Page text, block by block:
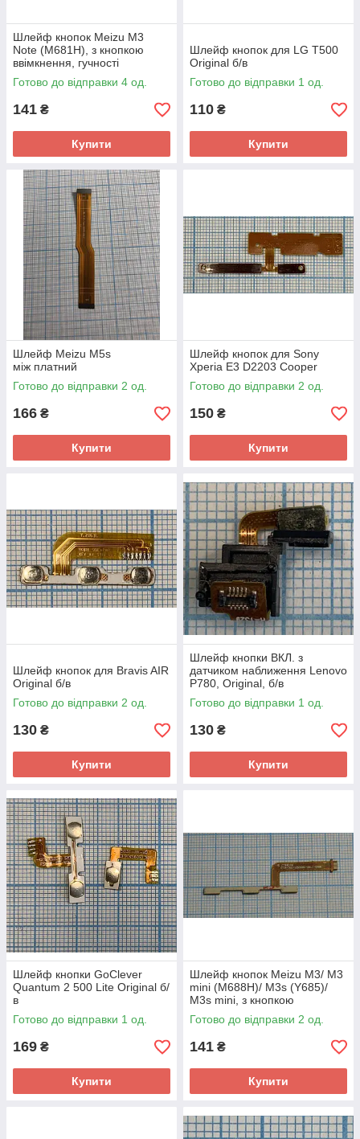
Шлейф кнопок Meizu M3
Note (M681H), з кнопкою
ввімкнення, гучності
Готово до відправки 4 од.
141 ₴
Купити
Шлейф кнопок для LG T500
Original б/в
Готово до відправки 1 од.
110 ₴
Купити
Шлейф Meizu M5s
між платний
Готово до відправки 2 од.
166 ₴
Купити
Шлейф кнопок для Sony
Xperia E3 D2203 Cooper
Готово до відправки 2 од.
150 ₴
Купити
Шлейф кнопок для Bravis AIR
Original б/в
Готово до відправки 2 од.
130 ₴
Купити
Шлейф кнопки ВКЛ. з
датчиком наближення Lenovo
P780, Original, б/в
Готово до відправки 1 од.
130 ₴
Купити
Шлейф кнопки GoClever
Quantum 2 500 Lite Original б/
в
Готово до відправки 1 од.
169 ₴
Купити
Шлейф кнопок Meizu M3/ M3
mini (M688H)/ M3s (Y685)/
M3s mini, з кнопкою
ввімкнення і гучності
Готово до відправки 2 од.
141 ₴
Купити